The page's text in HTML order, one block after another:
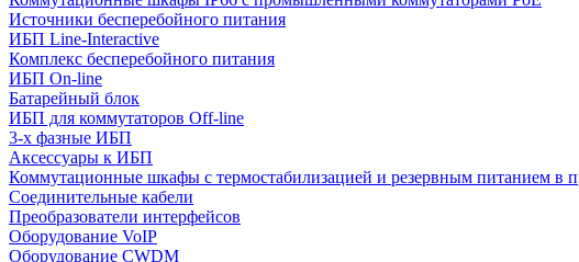
Источники бесперебойного питания
ИБП Line-Interactive
Комплекс бесперебойного питания
ИБП On-line
Батарейный блок
ИБП для коммутаторов Off-line
3-х фазные ИБП
Аксессуары к ИБП
Коммутационные шкафы с термостабилизацией и резервным питанием в
Соединительные кабели
Преобразователи интерфейсов
Оборудование VoIP
Оборудование CWDM